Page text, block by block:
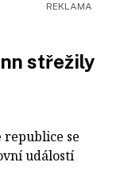
střežily
republice se
událostí